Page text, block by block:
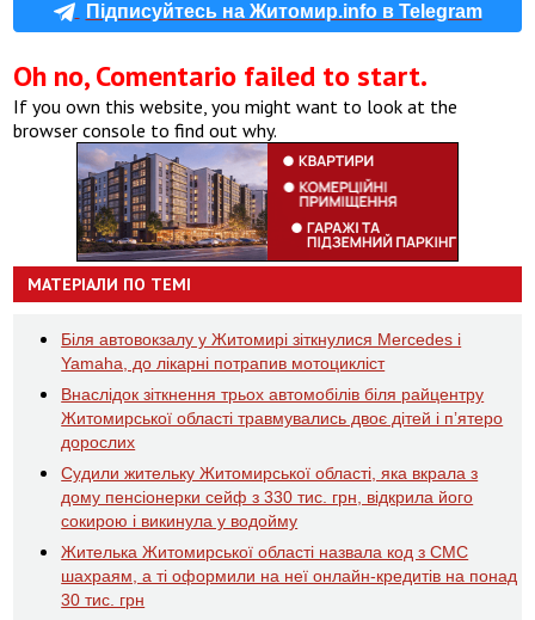
Підписуйтесь на Житомир.info в Telegram
Oh no, Comentario failed to start.
If you own this website, you might want to look at the
browser console to find out why.
МАТЕРІАЛИ ПО ТЕМІ
Біля автовокзалу у Житомирі зіткнулися Mercedes і
Yamaha, до лікарні потрапив мотоцикліст
Внаслідок зіткнення трьох автомобілів біля райцентру
Житомирської області травмувались двоє дітей і пʼятеро
дорослих
Судили жительку Житомирської області, яка вкрала з
дому пенсіонерки сейф з 330 тис. грн, відкрила його
сокирою і викинула у водойму
Жителька Житомирської області назвала код з СМС
шахраям, а ті оформили на неї онлайн-кредитів на понад
30 тис. грн